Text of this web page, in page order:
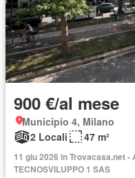
900 €/al mese
Municipio 4, Milano
2 Locali
47 m²
11 giu 2026 in Trovacasa.net
TECNOSVILUPPO 1 SAS